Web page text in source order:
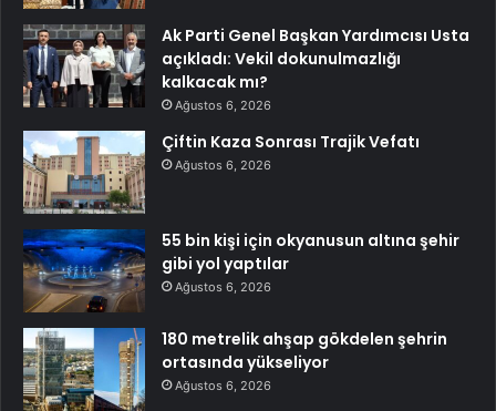
Ak Parti Genel Başkan Yardımcısı Usta
açıkladı: Vekil dokunulmazlığı
kalkacak mı?
Ağustos 6, 2026
Çiftin Kaza Sonrası Trajik Vefatı
Ağustos 6, 2026
55 bin kişi için okyanusun altına şehir
gibi yol yaptılar
Ağustos 6, 2026
180 metrelik ahşap gökdelen şehrin
ortasında yükseliyor
Ağustos 6, 2026